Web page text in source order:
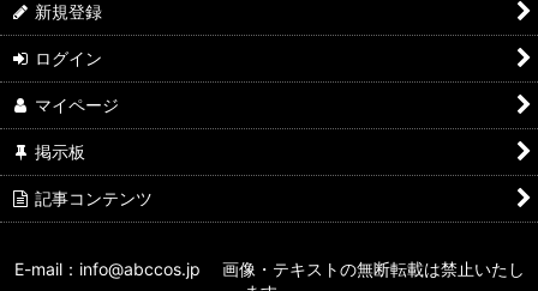
新規登録
ログイン
マイページ
掲示板
記事コンテンツ
E-mail：info@abccos.jp 画像・テキストの無断転載は禁止いたし